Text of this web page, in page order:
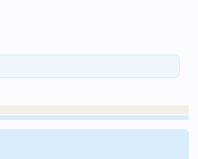
петь?
мужик утром проснулся,
- это в смысле «сдохнешь